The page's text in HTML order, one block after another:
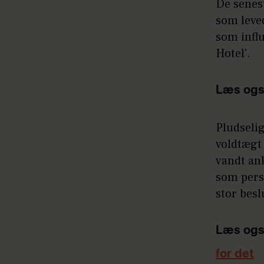
De
som
som
Hotel'.
Læs
voldtægt
vandt
som
stor
Læs
for det